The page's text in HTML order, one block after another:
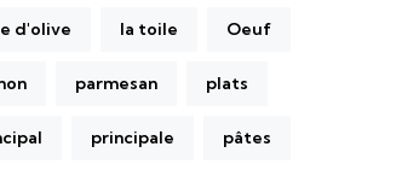
d'olive la toile Oeuf
parmesan plats
principale pâtes